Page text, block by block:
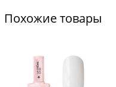
Похожие товары